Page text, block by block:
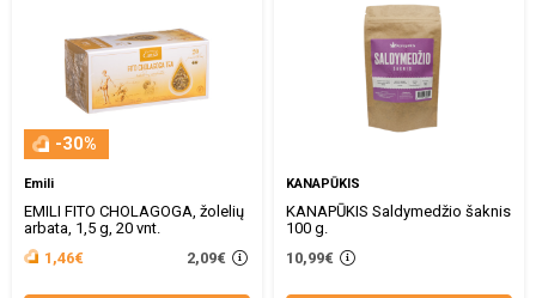
-30%
Emili
EMILI FITO CHOLAGOGA, žolelių
arbata, 1,5 g, 20 vnt.
1,46€
2,09€
KANAPŪKIS
KANAPŪKIS Saldymedžio šaknis
100 g.
10,99€